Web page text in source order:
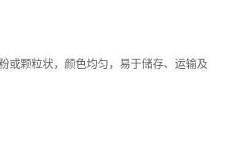
或颗粒状，颜色均匀，易于储存、运输及